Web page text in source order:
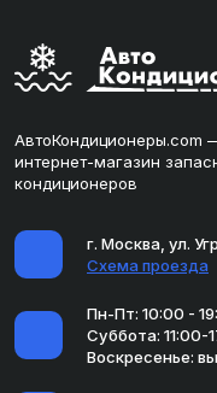
АвтоКондиционеры.com
интернет-магазин
кондиционеров
г. Москва, ул.
Схема проезда
Пн-Пт: 10:00 -
Суббота: 11:00-
Воскресенье: